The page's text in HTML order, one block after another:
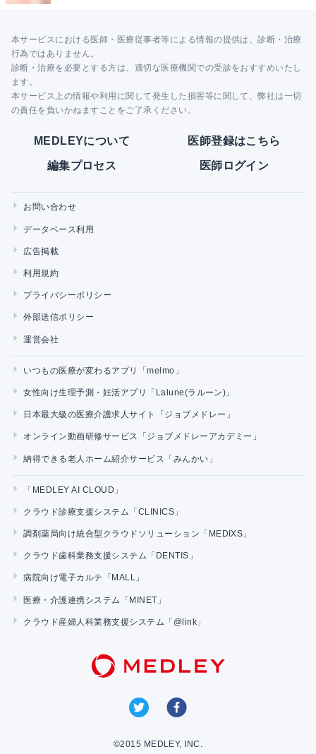
本サービスにおける医師・医療従事者等による情報の提供は、診断・治療
行為ではありません。
診断・治療を必要とする方は、適切な医療機関での受診をおすすめいたし
ます。
本サービス上の情報や利用に関して発生した損害等に関して、弊社は一切
の責任を負いかねますことをご了承ください。
MEDLEYについて 医師登録はこちら
編集プロセス 医師ログイン
お問い合わせ
データベース利用
広告掲載
利用規約
プライバシーポリシー
外部送信ポリシー
運営会社
いつもの医療が変わるアプリ「melmo」
女性向け生理予測・妊活アプリ「Lalune(ラルーン)」
日本最大級の医療介護求人サイト「ジョブメドレー」
オンライン動画研修サービス「ジョブメドレーアカデミー」
納得できる老人ホーム紹介サービス「みんかい」
「MEDLEY AI CLOUD」
クラウド診療支援システム「CLINICS」
調剤薬局向け統合型クラウドソリューション「MEDIXS」
クラウド歯科業務支援システム「DENTIS」
病院向け電子カルテ「MALL」
医療・介護連携システム「MINET」
クラウド産婦人科業務支援システム「@link」
©2015 MEDLEY, INC.